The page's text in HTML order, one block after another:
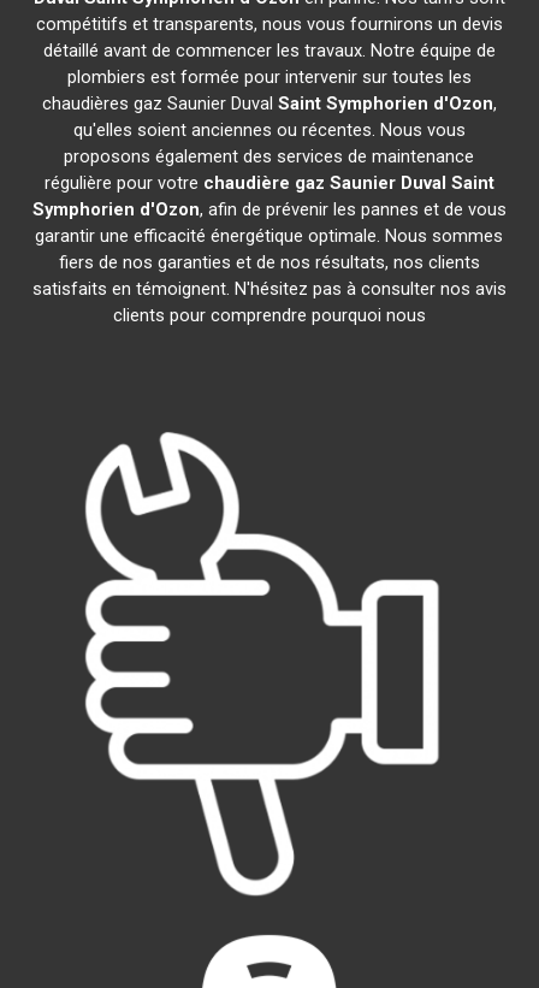
compétitifs et transparents, nous vous fournirons un devis
détaillé avant de commencer les travaux. Notre équipe de
plombiers est formée pour intervenir sur toutes les
chaudières gaz Saunier Duval Saint Symphorien d'Ozon,
qu'elles soient anciennes ou récentes. Nous vous
proposons également des services de maintenance
régulière pour votre chaudière gaz Saunier Duval Saint
Symphorien d'Ozon, afin de prévenir les pannes et de vous
garantir une efficacité énergétique optimale. Nous sommes
fiers de nos garanties et de nos résultats, nos clients
satisfaits en témoignent. N'hésitez pas à consulter nos avis
clients pour comprendre pourquoi nous